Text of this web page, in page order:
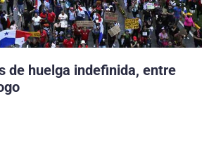
de huelga indefinida, entre